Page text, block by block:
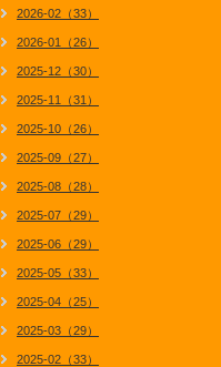
2026-02（33）
2026-01（26）
2025-12（30）
2025-11（31）
2025-10（26）
2025-09（27）
2025-08（28）
2025-07（29）
2025-06（29）
2025-05（33）
2025-04（25）
2025-03（29）
2025-02（33）